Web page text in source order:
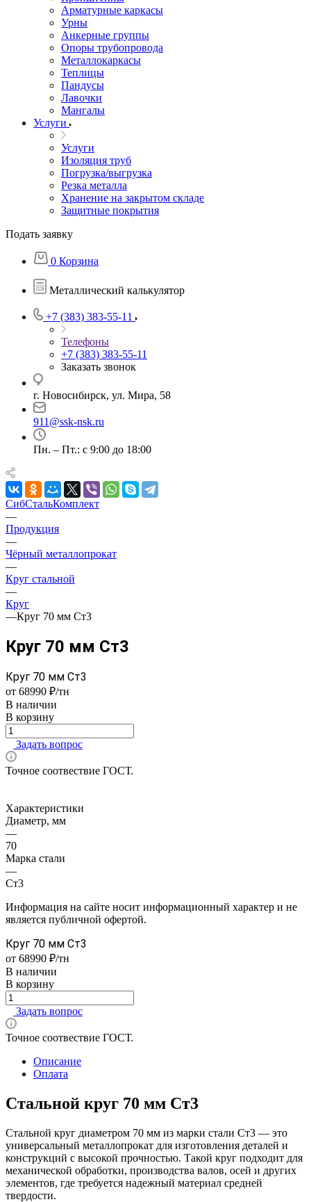
Арматурные каркасы
Урны
Анкерные группы
Опоры трубопровода
Металлокаркасы
Теплицы
Пандусы
Лавочки
Мангалы
Услуги
Услуги
Изоляция труб
Погрузка/выгрузка
Резка металла
Хранение на закрытом складе
Защитные покрытия
Подать заявку
0 Корзина
Металлический калькулятор
+7 (383) 383-55-11
Телефоны
+7 (383) 383-55-11
Заказать звонок
г. Новосибирск, ул. Мира, 58
911@ssk-nsk.ru
Пн. – Пт.: с 9:00 до 18:00
СибСтальКомплект
—
Продукция
—
Чёрный металлопрокат
—
Круг стальной
—
Круг
—Круг 70 мм Ст3
Круг 70 мм Ст3
Круг 70 мм Ст3
от 68990 ₽/тн
В наличии
В корзину
Задать вопрос
Точное соотвествие ГОСТ.
Характеристики
Диаметр, мм
—
70
Марка стали
—
Ст3
Информация на сайте носит информационный характер и не
является публичной офертой.
Круг 70 мм Ст3
от 68990 ₽/тн
В наличии
В корзину
Задать вопрос
Точное соотвествие ГОСТ.
Описание
Оплата
Стальной круг 70 мм Ст3
Стальной круг диаметром 70 мм из марки стали Ст3 — это
универсальный металлопрокат для изготовления деталей и
конструкций с высокой прочностью. Такой круг подходит для
механической обработки, производства валов, осей и других
элементов, где требуется надежный материал средней
твердости.